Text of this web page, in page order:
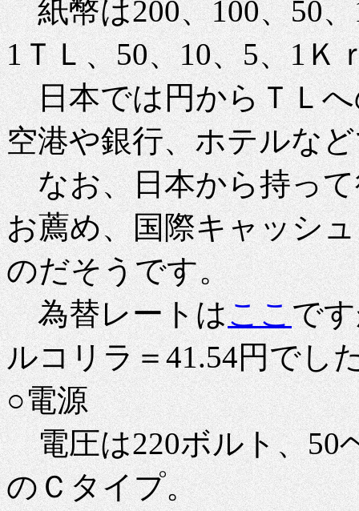
紙幣は200、100、50、
1ＴＬ、50、10、5、1Ｋ
日本では円からＴＬへ
空港や銀行、ホテルな
なお、日本から持って
お薦め、国際キャッシ
のだそうです。
為替レートはここで
ルコリラ＝41.54円でし
○電源
電圧は220ボルト、50
のＣタイプ。